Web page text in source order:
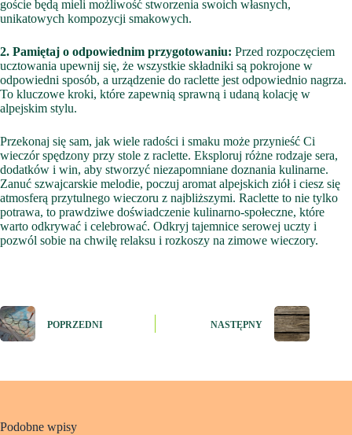
goście będą mieli możliwość stworzenia swoich własnych,
unikatowych kompozycji smakowych.
2. Pamiętaj o odpowiednim przygotowaniu: Przed rozpoczęciem
ucztowania upewnij się, że wszystkie składniki są pokrojone w
odpowiedni sposób, a urządzenie do raclette jest odpowiednio nagrza.
To kluczowe kroki, które zapewnią sprawną i udaną kolację w
alpejskim stylu.
Przekonaj się sam, jak wiele radości i smaku może przynieść Ci
wieczór spędzony przy stole z raclette. Eksploruj różne rodzaje sera,
dodatków i win, aby stworzyć niezapomniane doznania kulinarne.
Zanuć szwajcarskie melodie, poczuj aromat alpejskich ziół i ciesz się
atmosferą przytulnego wieczoru z najbliższymi. Raclette to nie tylko
potrawa, to prawdziwe doświadczenie kulinarno-społeczne, które
warto odkrywać i celebrować. Odkryj tajemnice serowej uczty i
pozwól sobie na chwilę relaksu i rozkoszy na zimowe wieczory.
POPRZEDNI NASTĘPNY
Podobne wpisy